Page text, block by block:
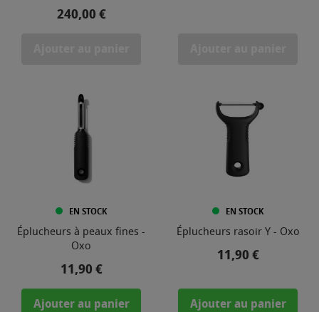
Prix
240,00 €
EN STOCK
Éplucheurs à peaux fines -
Oxo
Prix
11,90 €
Ajouter au panier
EN STOCK
Éplucheurs rasoir Y - Oxo
Prix
11,90 €
Ajouter au panier